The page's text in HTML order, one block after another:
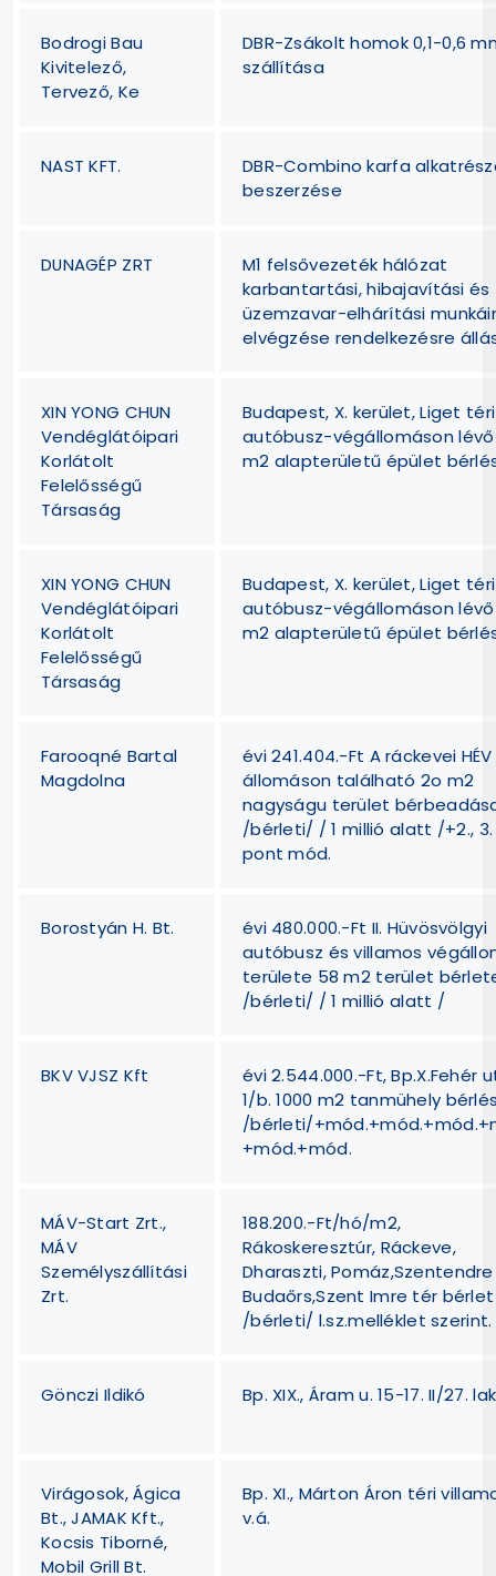
Bodrogi Bau
Kivitelező,
Tervező, Ke
DBR-Zsákolt homok 0,1-0,6
szállítása
NAST KFT.
DBR-Combino karfa
beszerzése
DUNAGÉP ZRT
M1 felsővezeték hálózat
karbantartási, hibajavítási és
üzemzavar-elhárítási
elvégzése rendelkezésre
XIN YONG CHUN
Vendéglátóipari
Korlátolt
Felelősségű
Társaság
Budapest, X. kerület, Liget téri
autóbusz-végállomáson
m2 alapterületű épület
XIN YONG CHUN
Vendéglátóipari
Korlátolt
Felelősségű
Társaság
Budapest, X. kerület, Liget téri
autóbusz-végállomáson
m2 alapterületű épület
Farooqné Bartal
Magdolna
évi 241.404.-Ft A ráckevei HÉV
állomáson található 2o m2
nagyságu terület
/bérleti/ / 1 millió alatt /+2., 3.
pont mód.
Borostyán H. Bt.
évi 480.000.-Ft II. Hüvösvölgyi
autóbusz és villamos
területe 58 m2 terület
/bérleti/ / 1 millió alatt /
BKV VJSZ Kft
évi 2.544.000.-Ft, Bp.X.Fehér
1/b. 1000 m2 tanmühely
/bérleti/
+mód.+mód.
MÁV-Start Zrt.,
MÁV
Személyszállítási
Zrt.
188.200.-Ft/hó/m2,
Rákoskeresztúr, Ráckeve,
Dharaszti, Pomáz,Szentendre
Budaőrs,Szent Imre tér bérlet
/bérleti/ l.sz.melléklet szerint.
Gönczi Ildikó Bp. XIX., Áram u. 15-17. II/27.
Virágosok, Ágica
Bt., JAMAK Kft.,
Kocsis Tiborné,
Mobil Grill Bt.
Bp. XI., Márton Áron téri
v.á.